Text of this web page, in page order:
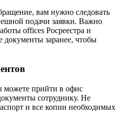
вам нужно следовать
подачи заявки. Важно
offices Росреестра и
документы заранее, чтобы
можете прийти в офис
сотруднику. Не
и все копии необходимых